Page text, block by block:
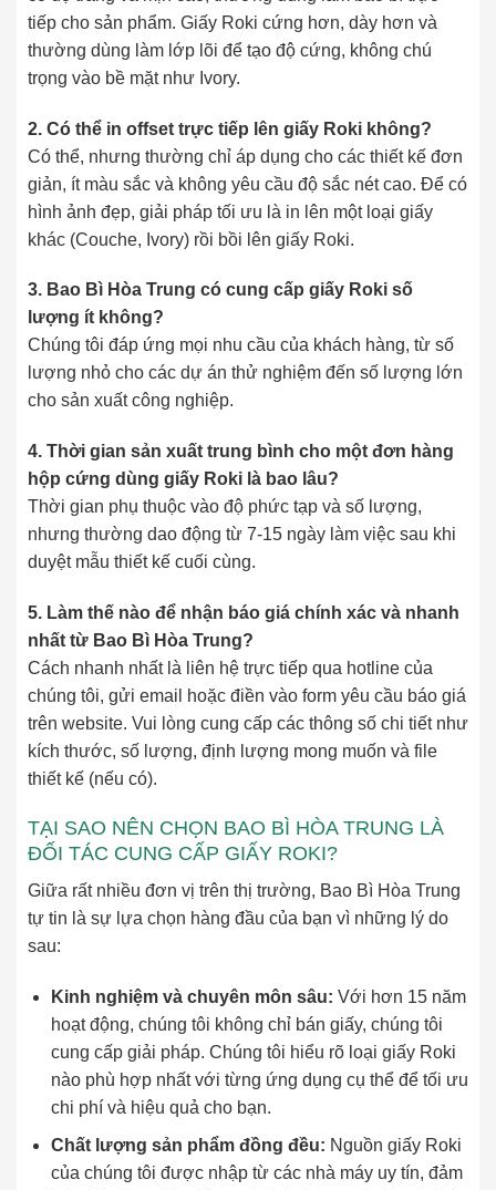
tiếp cho sản phẩm. Giấy Roki cứng hơn, dày hơn và
thường dùng làm lớp lõi để tạo độ cứng, không chú
trọng vào bề mặt như Ivory.
2. Có thể in offset trực tiếp lên giấy Roki không?
Có thể, nhưng thường chỉ áp dụng cho các thiết kế đơn
giản, ít màu sắc và không yêu cầu độ sắc nét cao. Để có
hình ảnh đẹp, giải pháp tối ưu là in lên một loại giấy
khác (Couche, Ivory) rồi bồi lên giấy Roki.
3. Bao Bì Hòa Trung có cung cấp giấy Roki số
lượng ít không?
Chúng tôi đáp ứng mọi nhu cầu của khách hàng, từ số
lượng nhỏ cho các dự án thử nghiệm đến số lượng lớn
cho sản xuất công nghiệp.
4. Thời gian sản xuất trung bình cho một đơn hàng
hộp cứng dùng giấy Roki là bao lâu?
Thời gian phụ thuộc vào độ phức tạp và số lượng,
nhưng thường dao động từ 7-15 ngày làm việc sau khi
duyệt mẫu thiết kế cuối cùng.
5. Làm thế nào để nhận báo giá chính xác và nhanh
nhất từ Bao Bì Hòa Trung?
Cách nhanh nhất là liên hệ trực tiếp qua hotline của
chúng tôi, gửi email hoặc điền vào form yêu cầu báo giá
trên website. Vui lòng cung cấp các thông số chi tiết như
kích thước, số lượng, định lượng mong muốn và file
thiết kế (nếu có).
TẠI SAO NÊN CHỌN BAO BÌ HÒA TRUNG LÀ
ĐỐI TÁC CUNG CẤP GIẤY ROKI?
Giữa rất nhiều đơn vị trên thị trường, Bao Bì Hòa Trung
tự tin là sự lựa chọn hàng đầu của bạn vì những lý do
sau:
Kinh nghiệm và chuyên môn sâu: Với hơn 15 năm
hoạt động, chúng tôi không chỉ bán giấy, chúng tôi
cung cấp giải pháp. Chúng tôi hiểu rõ loại giấy Roki
nào phù hợp nhất với từng ứng dụng cụ thể để tối ưu
chi phí và hiệu quả cho bạn.
Chất lượng sản phẩm đồng đều: Nguồn giấy Roki
của chúng tôi được nhập từ các nhà máy uy tín, đảm